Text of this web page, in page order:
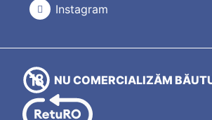
Instagram
NU COMERCIALIZĂM